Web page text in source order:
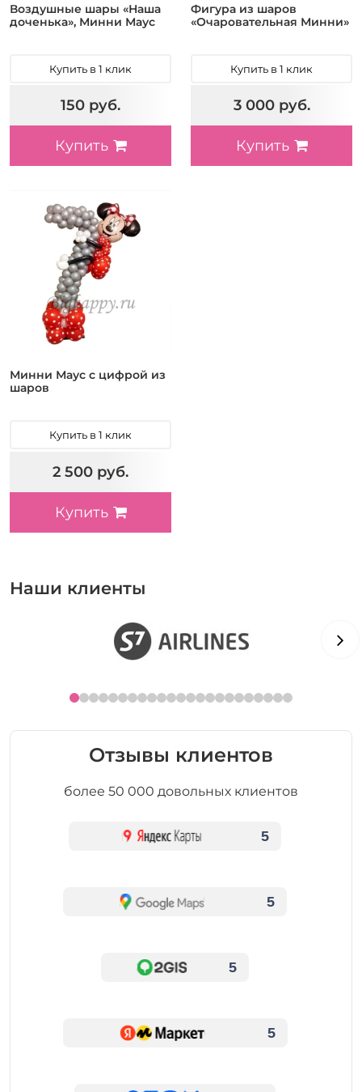
Воздушные шары «Наша
доченька», Минни Маус
Купить в 1 клик
150 руб.
Купить
Фигура из шаров
«Очаровательная Минни»
Купить в 1 клик
3 000 руб.
Купить
Минни Маус с цифрой из
шаров
Купить в 1 клик
2 500 руб.
Купить
Наши клиенты
Отзывы клиентов
более 50 000 довольных клиентов
5
5
5
5